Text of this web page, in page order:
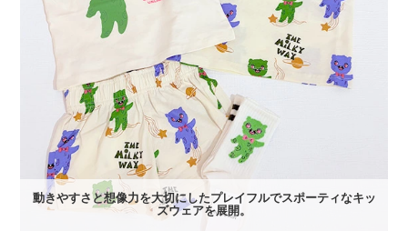
動きやすさと想像力を大切にしたプレイフルでスポーティなキッ
ズウェアを展開。